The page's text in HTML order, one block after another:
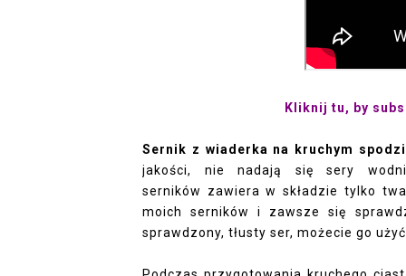
Kliknij tu, by
Sernik z wiaderka na kruchym
jakości, nie nadają się sery
serników zawiera w składzie tylko
moich serników i zawsze się
sprawdzony, tłusty ser, możecie go